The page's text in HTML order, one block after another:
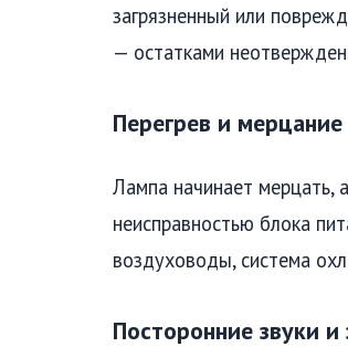
загрязненный или
— остатками
Перегрев и мерцание
Лампа начинает мерцать,
неисправностью блока
воздуховоды, система
Посторонние звуки и